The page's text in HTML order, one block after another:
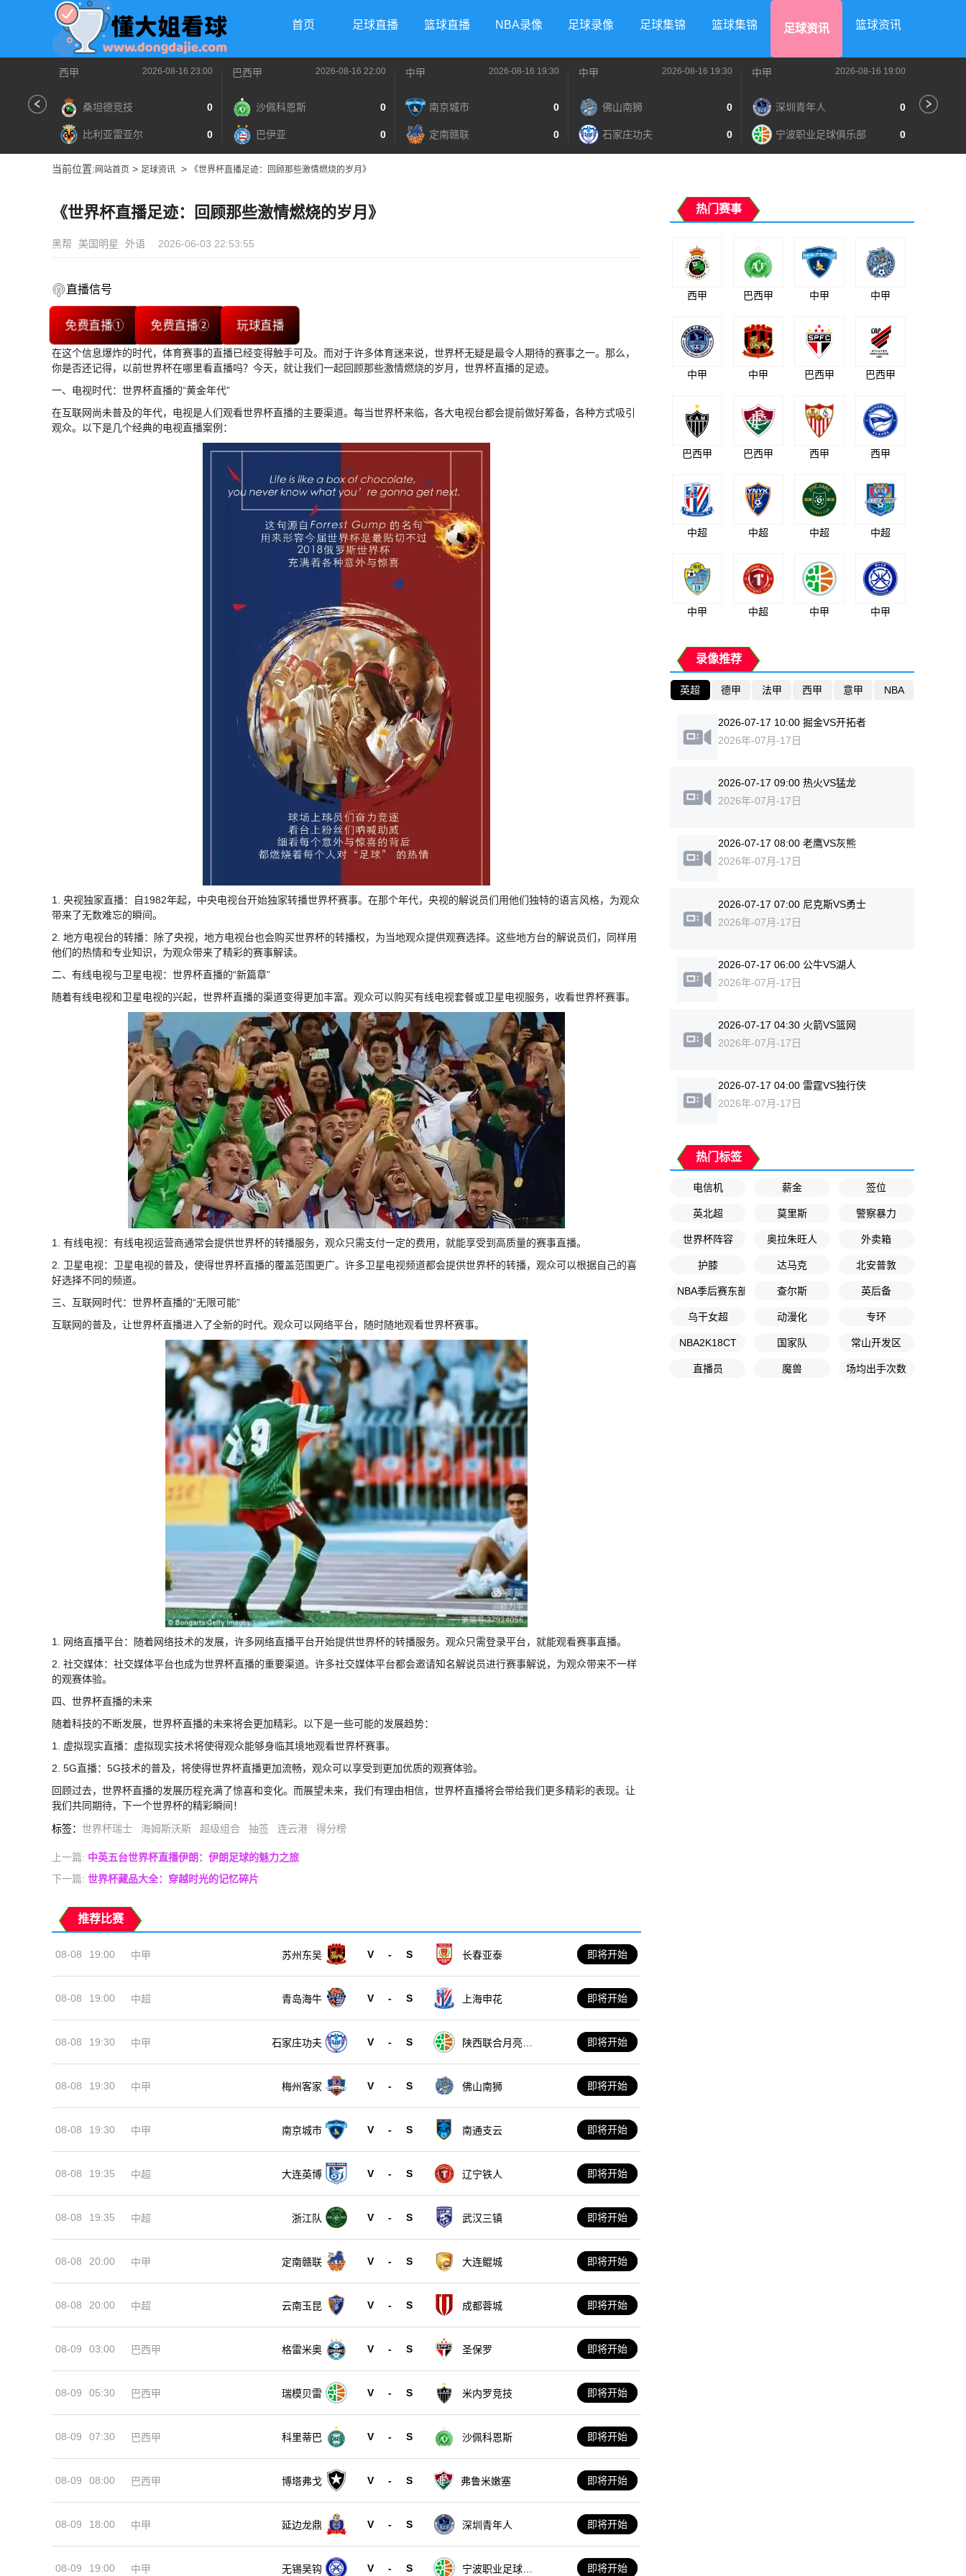
首页 足球直播 篮球直播 NBA录像 足球录像 足球集锦 篮球集锦 足球资讯 篮球资讯
西甲 2026-08-16 23:00
桑坦德竞技 0
比利亚雷亚尔 0
巴西甲 2026-08-16 22:00
沙佩科恩斯 0
巴伊亚 0
中甲 2026-08-16 19:30
南京城市 0
定南赣联 0
中甲 2026-08-16 19:30
佛山南狮 0
石家庄功夫 0
中甲 2026-08-16 19:00
深圳青年人 0
宁波职业足球俱乐部 0
当前位置: 网站首页 > 足球资讯 > 《世界杯直播足迹：回顾那些激情燃烧的岁月》
《世界杯直播足迹：回顾那些激情燃烧的岁月》
黑帮 美国明星 外语 2026-06-03 22:53:55
直播信号
免费直播① 免费直播② 玩球直播
在这个信息爆炸的时代，体育赛事的直播已经变得触手可及。而对于许多体育迷来说，世界杯无疑是最令人期待的赛事之一。那么，
你是否还记得，以前世界杯在哪里看直播吗？今天，就让我们一起回顾那些激情燃烧的岁月，世界杯直播的足迹。
一、电视时代：世界杯直播的“黄金年代”
在互联网尚未普及的年代，电视是人们观看世界杯直播的主要渠道。每当世界杯来临，各大电视台都会提前做好筹备，各种方式吸引
观众。以下是几个经典的电视直播案例：
1. 央视独家直播：自1982年起，中央电视台开始独家转播世界杯赛事。在那个年代，央视的解说员们用他们独特的语言风格，为观众
带来了无数难忘的瞬间。
2. 地方电视台的转播：除了央视，地方电视台也会购买世界杯的转播权，为当地观众提供观赛选择。这些地方台的解说员们，同样用
他们的热情和专业知识，为观众带来了精彩的赛事解读。
二、有线电视与卫星电视：世界杯直播的“新篇章”
随着有线电视和卫星电视的兴起，世界杯直播的渠道变得更加丰富。观众可以购买有线电视套餐或卫星电视服务，收看世界杯赛事。
1. 有线电视：有线电视运营商通常会提供世界杯的转播服务，观众只需支付一定的费用，就能享受到高质量的赛事直播。
2. 卫星电视：卫星电视的普及，使得世界杯直播的覆盖范围更广。许多卫星电视频道都会提供世界杯的转播，观众可以根据自己的喜
好选择不同的频道。
三、互联网时代：世界杯直播的“无限可能”
互联网的普及，让世界杯直播进入了全新的时代。观众可以网络平台，随时随地观看世界杯赛事。
1. 网络直播平台：随着网络技术的发展，许多网络直播平台开始提供世界杯的转播服务。观众只需登录平台，就能观看赛事直播。
2. 社交媒体：社交媒体平台也成为世界杯直播的重要渠道。许多社交媒体平台都会邀请知名解说员进行赛事解说，为观众带来不一样
的观赛体验。
四、世界杯直播的未来
随着科技的不断发展，世界杯直播的未来将会更加精彩。以下是一些可能的发展趋势：
1. 虚拟现实直播：虚拟现实技术将使得观众能够身临其境地观看世界杯赛事。
2. 5G直播：5G技术的普及，将使得世界杯直播更加流畅，观众可以享受到更加优质的观赛体验。
回顾过去，世界杯直播的发展历程充满了惊喜和变化。而展望未来，我们有理由相信，世界杯直播将会带给我们更多精彩的表现。让
我们共同期待，下一个世界杯的精彩瞬间！
标签： 世界杯瑞士 海姆斯沃斯 超级组合 抽签 连云港 得分榜
上一篇: 中英五台世界杯直播伊朗：伊朗足球的魅力之旅
下一篇: 世界杯藏品大全：穿越时光的记忆碎片
推荐比赛
08-08 19:00 中甲 苏州东吴 V - S 长春亚泰 即将开始
08-08 19:00 中超 青岛海牛 V - S 上海申花 即将开始
08-08 19:30 中甲 石家庄功夫 V - S
陕西联合月亮泊
即将开始
08-08 19:30 中甲 梅州客家 V - S 佛山南狮 即将开始
08-08 19:30 中甲 南京城市 V - S 南通支云 即将开始
08-08 19:35 中超 大连英博 V - S 辽宁铁人 即将开始
08-08 19:35 中超 浙江队 V - S 武汉三镇 即将开始
08-08 20:00 中甲 定南赣联 V - S 大连鲲城 即将开始
08-08 20:00 中超 云南玉昆 V - S 成都蓉城 即将开始
08-09 03:00 巴西甲 格雷米奥 V - S 圣保罗 即将开始
08-09 05:30 巴西甲 瑞模贝雷 V - S 米内罗竞技 即将开始
08-09 07:30 巴西甲 科里蒂巴 V - S 沙佩科恩斯 即将开始
08-09 08:00 巴西甲 博塔弗戈 V - S 弗鲁米嫩塞 即将开始
08-09 18:00 中甲 延边龙鼎 V - S 深圳青年人 即将开始
08-09 19:00 中甲 无锡吴钩 V - S 宁波职业足球俱 即将开始
热门赛事
西甲 巴西甲 中甲 中甲
中甲 中甲 巴西甲 巴西甲
巴西甲 巴西甲 西甲 西甲
中超 中超 中超 中超
中甲 中超 中甲 中甲
录像推荐
英超 德甲 法甲 西甲 意甲 NBA
2026-07-17 10:00 掘金VS开拓者
2026年-07月-17日
2026-07-17 09:00 热火VS猛龙
2026年-07月-17日
2026-07-17 08:00 老鹰VS灰熊
2026年-07月-17日
2026-07-17 07:00 尼克斯VS勇士
2026年-07月-17日
2026-07-17 06:00 公牛VS湖人
2026年-07月-17日
2026-07-17 04:30 火箭VS篮网
2026年-07月-17日
2026-07-17 04:00 雷霆VS独行侠
2026年-07月-17日
热门标签
电信机 薪金 签位
英北超 莫里斯 警察暴力
世界杯阵容 奥拉朱旺人 外卖箱
护膝 达马克 北安普敦
NBA季后赛东部半决赛G7查尔斯 英后备
乌干女超 动漫化 专环
NBA2K18CT 国家队 常山开发区
直播员 魔兽 场均出手次数